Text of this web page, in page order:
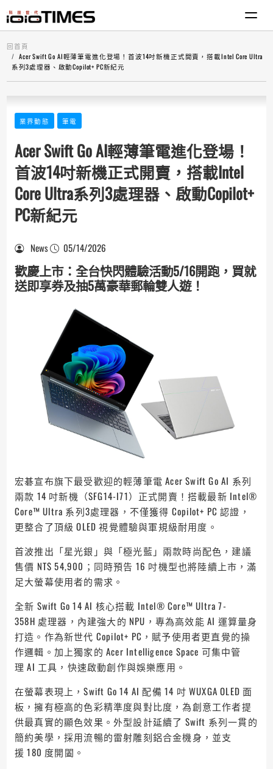
回首頁
Acer Swift Go AI輕薄筆電進化登場！首波14吋新機正式開賣，搭載Intel Core Ultra
系列3處理器、啟動Copilot+ PC新紀元
業界動態 筆電
Acer Swift Go AI輕薄筆電進化登場！
首波14吋新機正式開賣，搭載Intel
Core Ultra系列3處理器、啟動Copilot+
PC新紀元
News 05/14/2026
歡慶上市：全台快閃體驗活動5/16開跑，買就
送即享券及抽5萬豪華郵輪雙人遊！
宏碁宣布旗下最受歡迎的輕薄筆電 Acer Swift Go AI 系列
兩款 14 吋新機（SFG14-I71）正式開賣！搭載最新 Intel®
Core™ Ultra 系列3處理器，不僅獲得 Copilot+ PC 認證，
更整合了頂級 OLED 視覺體驗與軍規級耐用度。
首波推出「星光銀」與「極光藍」兩款時尚配色，建議
售價 NT$ 54,900；同時預告 16 吋機型也將陸續上市，滿
足大螢幕使用者的需求。
全新 Swift Go 14 AI 核心搭載 Intel® Core™ Ultra 7-
358H 處理器，內建強大的 NPU，專為高效能 AI 運算量身
打造。作為新世代 Copilot+ PC，賦予使用者更直覺的操
作邏輯。加上獨家的 Acer Intelligence Space 可集中管
理 AI 工具，快速啟動創作與娛樂應用。
在螢幕表現上，Swift Go 14 AI 配備 14 吋 WUXGA OLED 面
板，擁有極高的色彩精準度與對比度，為創意工作者提
供最真實的顯色效果。外型設計延續了 Swift 系列一貫的
簡約美學，採用流暢的雷射雕刻鋁合金機身，並支
援 180 度開闔。